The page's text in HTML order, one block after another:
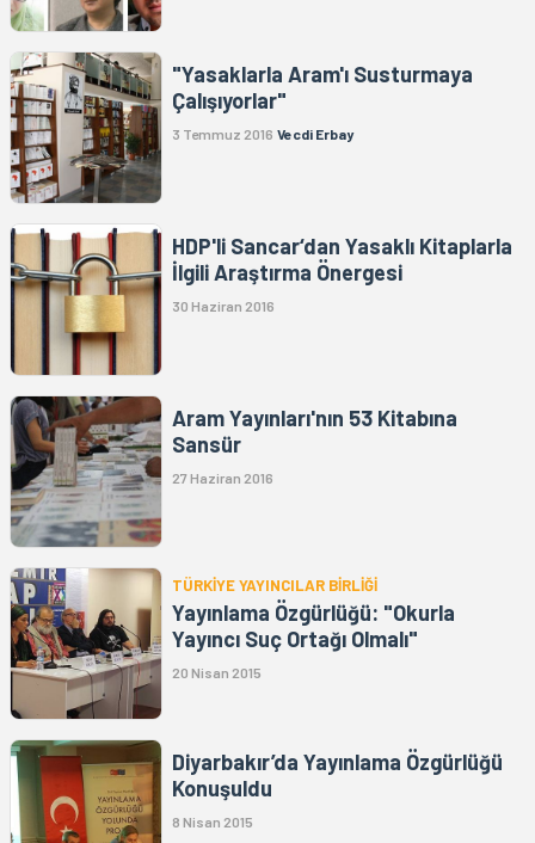
"Yasaklarla Aram'ı Susturmaya
Çalışıyorlar"
3 Temmuz 2016 Vecdi Erbay
HDP'li Sancar‘dan Yasaklı Kitaplarla
İlgili Araştırma Önergesi
30 Haziran 2016
Aram Yayınları'nın 53 Kitabına
Sansür
27 Haziran 2016
TÜRKİYE YAYINCILAR BİRLİĞİ
Yayınlama Özgürlüğü: "Okurla
Yayıncı Suç Ortağı Olmalı"
20 Nisan 2015
Diyarbakır’da Yayınlama Özgürlüğü
Konuşuldu
8 Nisan 2015